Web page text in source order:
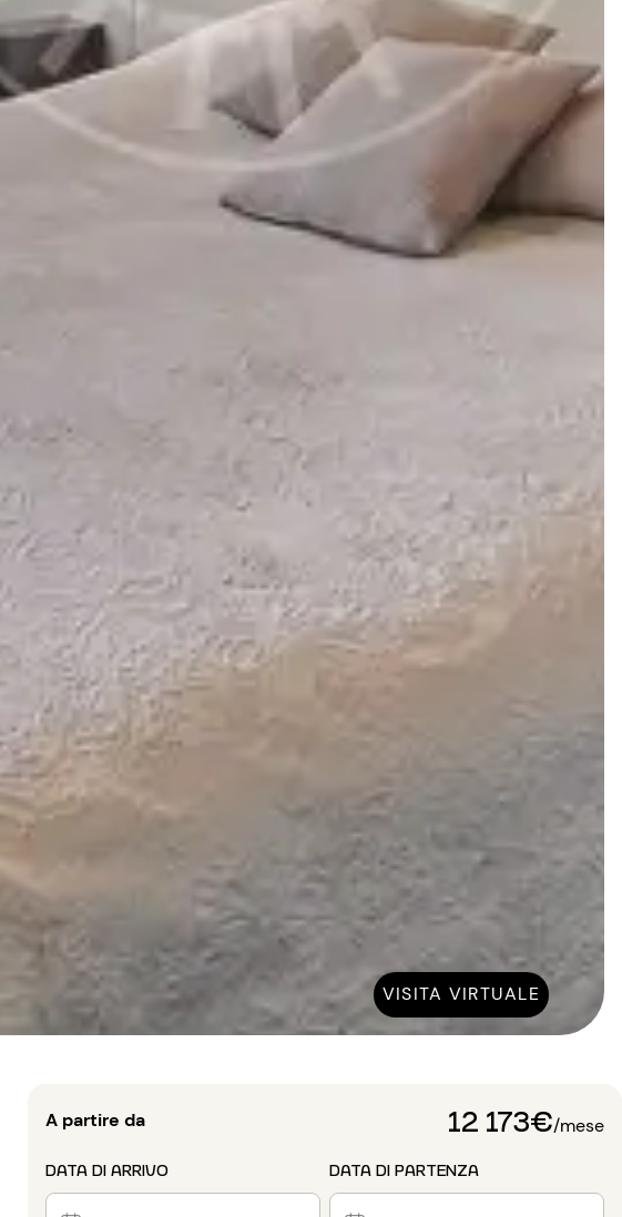
VISITA VIRTUALE
A partire da 12 173€/mese
DATA DI ARRIVO DATA DI PARTENZA